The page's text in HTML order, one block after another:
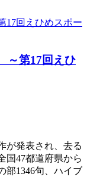
～第17回えひ
が発表され、去る
国47都道府県から
部1346句、ハイブ